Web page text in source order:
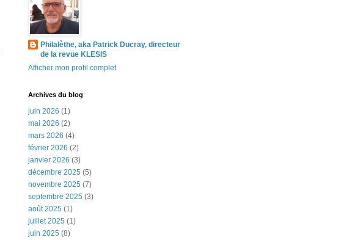
Philalèthe, aka Patrick Ducray, directeur
de la revue KLESIS
Afficher mon profil complet
Archives du blog
juin 2026 (1)
mai 2026 (2)
mars 2026 (4)
février 2026 (2)
janvier 2026 (3)
décembre 2025 (5)
novembre 2025 (7)
septembre 2025 (3)
août 2025 (1)
juillet 2025 (1)
juin 2025 (8)